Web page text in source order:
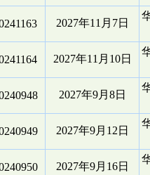
2027年11月7日
2027年11月10日
2027年9月8日
2027年9月12日
2027年9月16日